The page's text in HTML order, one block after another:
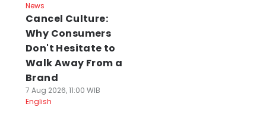
News
Cancel Culture:
Why Consumers
Don't Hesitate to
Walk Away From a
Brand
7 Aug 2026, 11:00 WIB
English